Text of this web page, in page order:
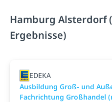
Hamburg Alsterdorf
Ergebnisse)
EDEKA
Ausbildung Groß- und
Fachrichtung Großhandel